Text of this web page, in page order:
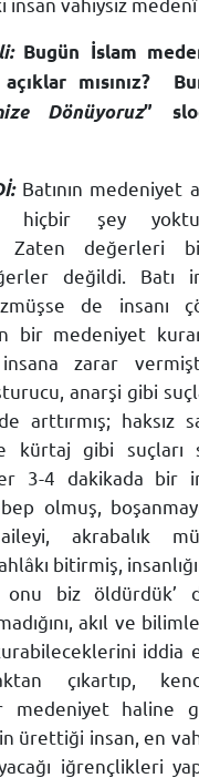
Bugün İslam
mısınız?
Dönüyoruz”
Batının medeniyet
hiçbir şey
Zaten değerleri
değildi. Batı
de insanı
bir medeniyet
zarar
anarşi gibi
arttırmış; haksız
kürtaj gibi suçları
3-4 dakikada bir
olmuş,
akrabalık
bitirmiş,
onu biz öldürdük’
akıl ve
iddia
çıkartıp,
medeniyet haline
ürettiği insan, en
iğrençlikleri